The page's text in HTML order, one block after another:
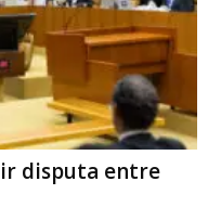
disputa entre